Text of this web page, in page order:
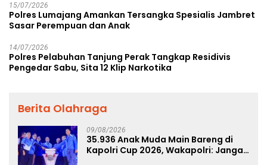
15/07/2026
Polres Lumajang Amankan Tersangka Spesialis Jambret
Sasar Perempuan dan Anak
14/07/2026
Polres Pelabuhan Tanjung Perak Tangkap Residivis
Pengedar Sabu, Sita 12 Klip Narkotika
Berita Olahraga
09/08/2026
35.936 Anak Muda Main Bareng di
Kapolri Cup 2026, Wakapolri: Jangan